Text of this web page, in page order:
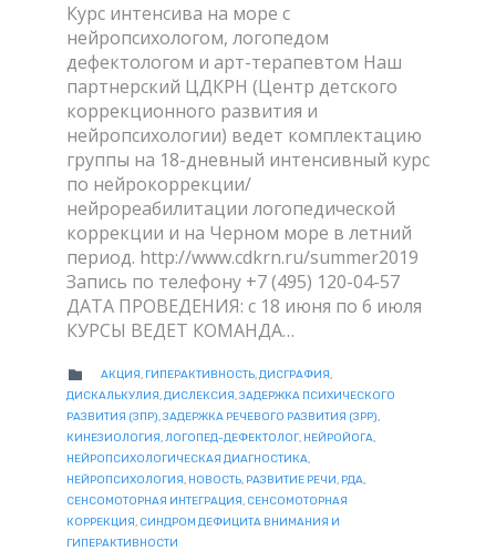
Курс интенсива на море c
нейропсихологом, логопедом
дефектологом и арт-терапевтом Наш
партнерский ЦДКРН (Центр детского
коррекционного развития и
нейропсихологии) ведет комплектацию
группы на 18-дневный интенсивный курс
по нейрокоррекции/
нейрореабилитации логопедической
коррекции и на Черном море в летний
период. http://www.cdkrn.ru/summer2019
Запись по телефону +7 (495) 120-04-57
ДАТА ПРОВЕДЕНИЯ: с 18 июня по 6 июля
КУРСЫ ВЕДЕТ КОМАНДА…
 CATEGORY
АКЦИЯ, ГИПЕРАКТИВНОСТЬ,ДИСГРАФИЯ,
ДИСКАЛЬКУЛИЯ,ДИСЛЕКСИЯ,ЗАДЕРЖКА ПСИХИЧЕСКОГО
РАЗВИТИЯ (ЗПР),ЗАДЕРЖКА РЕЧЕВОГО РАЗВИТИЯ (ЗРР),
КИНЕЗИОЛОГИЯ,ЛОГОПЕД-ДЕФЕКТОЛОГ, НЕЙРОЙОГА,
НЕЙРОПСИХОЛОГИЧЕСКАЯ ДИАГНОСТИКА,
НЕЙРОПСИХОЛОГИЯ, НОВОСТЬ, РАЗВИТИЕ РЕЧИ, РДА,
СЕНСОМОТОРНАЯ ИНТЕГРАЦИЯ, СЕНСОМОТОРНАЯ
КОРРЕКЦИЯ, СИНДРОМ ДЕФИЦИТА ВНИМАНИЯ И
ГИПЕРАКТИВНОСТИ